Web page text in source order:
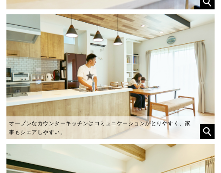
オープンなカウンターキッチンはコミュニケーションがとりやすく、家
事もシェアしやすい。